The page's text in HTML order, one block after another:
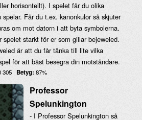
horisontellt). I spelet får du olika
Får du t.ex. kanonkulor så skjuter
om mot datorn i att byta symbolerna.
spelet starkt för er som gillar bejeweled.
är att du får tänka till lite vilka
för att bäst besegra din motståndare.
305 Betyg: 87%
Professor
Spelunkington
- I Professor Spelunkington så